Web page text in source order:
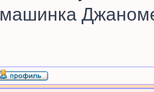
машинка